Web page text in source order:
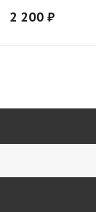
2 200 ₽